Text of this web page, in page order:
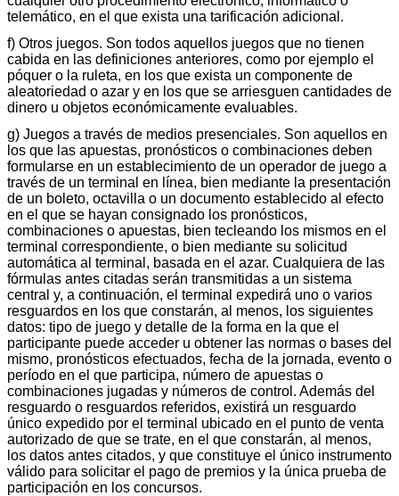
telemático, en el que exista una tarificación adicional.
f) Otros juegos. Son todos aquellos juegos que no tienen
cabida en las definiciones anteriores, como por ejemplo el
póquer o la ruleta, en los que exista un componente de
aleatoriedad o azar y en los que se arriesguen cantidades de
dinero u objetos económicamente evaluables.
g) Juegos a través de medios presenciales. Son aquellos en
los que las apuestas, pronósticos o combinaciones deben
formularse en un establecimiento de un operador de juego a
través de un terminal en línea, bien mediante la presentación
de un boleto, octavilla o un documento establecido al efecto
en el que se hayan consignado los pronósticos,
combinaciones o apuestas, bien tecleando los mismos en el
terminal correspondiente, o bien mediante su solicitud
automática al terminal, basada en el azar. Cualquiera de las
fórmulas antes citadas serán transmitidas a un sistema
central y, a continuación, el terminal expedirá uno o varios
resguardos en los que constarán, al menos, los siguientes
datos: tipo de juego y detalle de la forma en la que el
participante puede acceder u obtener las normas o bases del
mismo, pronósticos efectuados, fecha de la jornada, evento o
período en el que participa, número de apuestas o
combinaciones jugadas y números de control. Además del
resguardo o resguardos referidos, existirá un resguardo
único expedido por el terminal ubicado en el punto de venta
autorizado de que se trate, en el que constarán, al menos,
los datos antes citados, y que constituye el único instrumento
válido para solicitar el pago de premios y la única prueba de
participación en los concursos.